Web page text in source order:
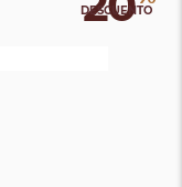
DESCUENTO